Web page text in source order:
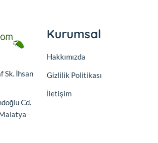
Sk. İhsan
Cd.
Kurumsal
Hakkımızda
Gizlilik Politikası
İletişim